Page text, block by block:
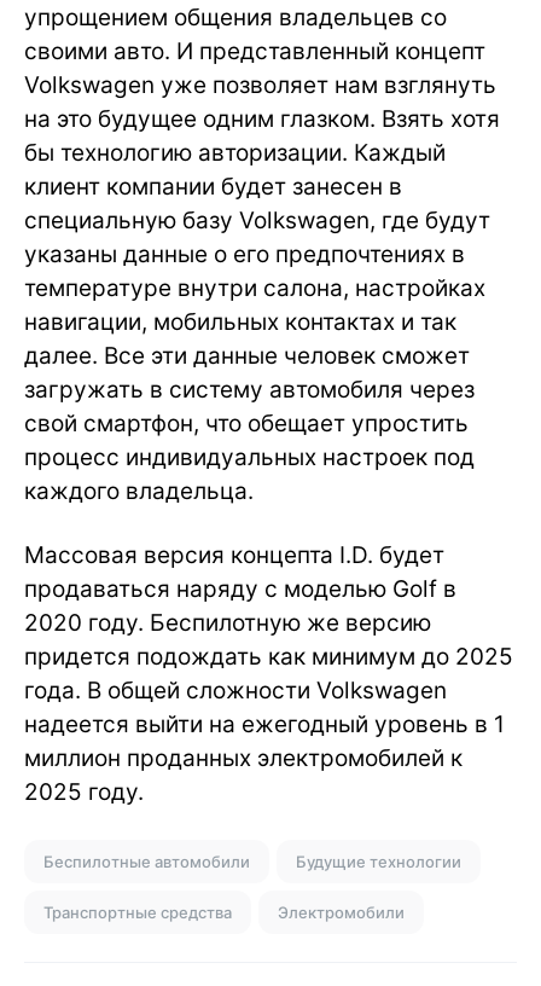
упрощением общения владельцев со
своими авто. И представленный концепт
Volkswagen уже позволяет нам взглянуть
на это будущее одним глазком. Взять хотя
бы технологию авторизации. Каждый
клиент компании будет занесен в
специальную базу Volkswagen, где будут
указаны данные о его предпочтениях в
температуре внутри салона, настройках
навигации, мобильных контактах и так
далее. Все эти данные человек сможет
загружать в систему автомобиля через
свой смартфон, что обещает упростить
процесс индивидуальных настроек под
каждого владельца.
Массовая версия концепта I.D. будет
продаваться наряду с моделью Golf в
2020 году. Беспилотную же версию
придется подождать как минимум до 2025
года. В общей сложности Volkswagen
надеется выйти на ежегодный уровень в 1
миллион проданных электромобилей к
2025 году.
Беспилотные автомобили Будущие технологии
Транспортные средства Электромобили